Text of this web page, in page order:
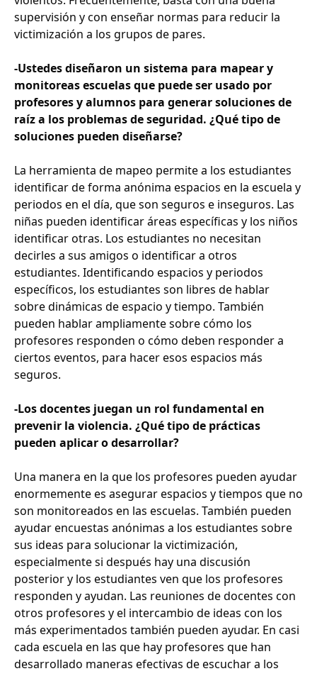
supervisión y con enseñar normas para reducir la
victimización a los grupos de pares.
-Ustedes diseñaron un sistema para mapear y
monitoreas escuelas que puede ser usado por
profesores y alumnos para generar soluciones de
raíz a los problemas de seguridad. ¿Qué tipo de
soluciones pueden diseñarse?
La herramienta de mapeo permite a los estudiantes
identificar de forma anónima espacios en la escuela y
periodos en el día, que son seguros e inseguros. Las
niñas pueden identificar áreas específicas y los niños
identificar otras. Los estudiantes no necesitan
decirles a sus amigos o identificar a otros
estudiantes. Identificando espacios y periodos
específicos, los estudiantes son libres de hablar
sobre dinámicas de espacio y tiempo. También
pueden hablar ampliamente sobre cómo los
profesores responden o cómo deben responder a
ciertos eventos, para hacer esos espacios más
seguros.
-Los docentes juegan un rol fundamental en
prevenir la violencia. ¿Qué tipo de prácticas
pueden aplicar o desarrollar?
Una manera en la que los profesores pueden ayudar
enormemente es asegurar espacios y tiempos que no
son monitoreados en las escuelas. También pueden
ayudar encuestas anónimas a los estudiantes sobre
sus ideas para solucionar la victimización,
especialmente si después hay una discusión
posterior y los estudiantes ven que los profesores
responden y ayudan. Las reuniones de docentes con
otros profesores y el intercambio de ideas con los
más experimentados también pueden ayudar. En casi
cada escuela en las que hay profesores que han
desarrollado maneras efectivas de escuchar a los